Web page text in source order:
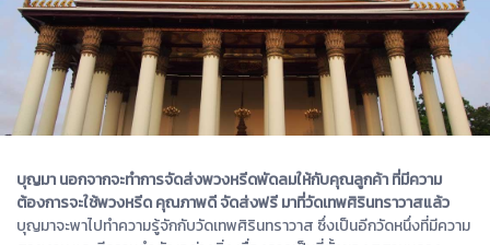
บุญมา นอกจากจะทำการจัดส่งพวงหรีดพัดลมให้กับคุณลูกค้า ที่มีความ
ต้องการจะใช้พวงหรีด คุณภาพดี จัดส่งฟรี มาที่วัดเทพศิรินทราวาสแล้ว
บุญมาจะพาไปทำความรู้จักกับวัดเทพศิรินทราวาส ซึ่งเป็นอีกวัดหนึ่งที่มีความ